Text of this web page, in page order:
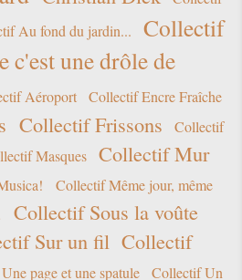
Au fond du jardin...
Collectif
c'est une drôle de
Aéroport Collectif Encre Fraîche
Collectif Frissons
Collectif
Masques
Collectif Mur
Collectif Même jour, même
Collectif Sous la voûte
Sur un fil Collectif
page et une spatule
Collectif Un